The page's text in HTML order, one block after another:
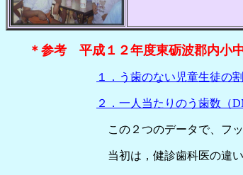
＊参考 平成１２年度東砺波郡内
１．う歯のない児童生徒の
２．一人当たりのう歯数（
この２つのデータで、フッ素洗口を５
当初は，健診歯科医の違いによりデー